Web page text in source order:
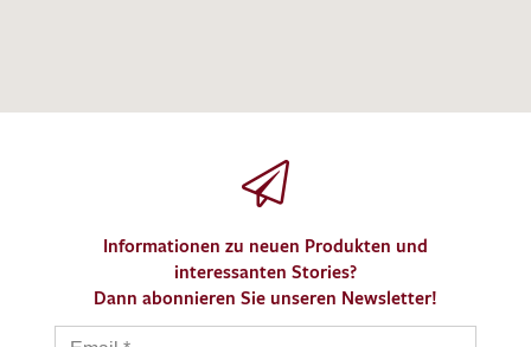
Informationen zu neuen Produkten und
interessanten Stories?
Dann abonnieren Sie unseren Newsletter!